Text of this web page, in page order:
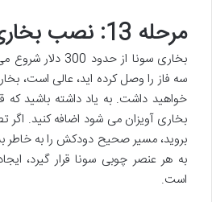
مرحله 13: نصب بخاری سونا
بخاری سونا از
سه فاز را وصل کرده اید، عالی است،
خواهید داشت. به یاد داشته باشید که
بخاری آویزان می شود اضافه کنید. اگر
بروید، مسیر صحیح دودکش را به خاطر
به هر عنصر چوبی سونا قرار گیرد،
است.